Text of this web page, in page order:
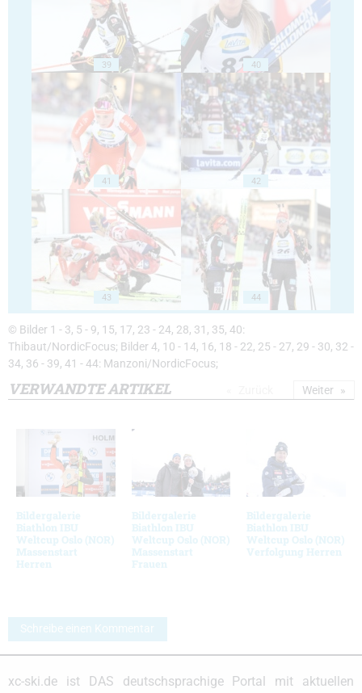
39 40
41 42
43 44
© Bilder 1 - 3, 5 - 9, 15, 17, 23 - 24, 28, 31, 35, 40:
Thibaut/NordicFocus; Bilder 4, 10 - 14, 16, 18 - 22, 25 - 27, 29 - 30, 32 -
34, 36 - 39, 41 - 44: Manzoni/NordicFocus;
VERWANDTE ARTIKEL
Bildergalerie
Biathlon IBU
Weltcup Oslo (NOR)
Massenstart
Herren
Bildergalerie
Biathlon IBU
Weltcup Oslo (NOR)
Massenstart
Frauen
Bildergalerie
Biathlon IBU
Weltcup Oslo (NOR)
Verfolgung Herren
Weiter
Schreibe einen Kommentar
xc-ski.de ist DAS deutschsprachige Portal mit aktuellen